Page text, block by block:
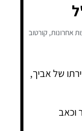
אחרונות, קורטוב
של אביך,
וכאב